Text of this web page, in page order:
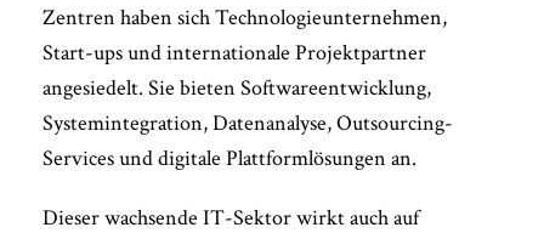
Zentren haben sich Technologieunternehmen,
Start-ups und internationale Projektpartner
angesiedelt. Sie bieten Softwareentwicklung,
Systemintegration, Datenanalyse, Outsourcing-
Services und digitale Plattformlösungen an.
Dieser wachsende IT-Sektor wirkt auch auf